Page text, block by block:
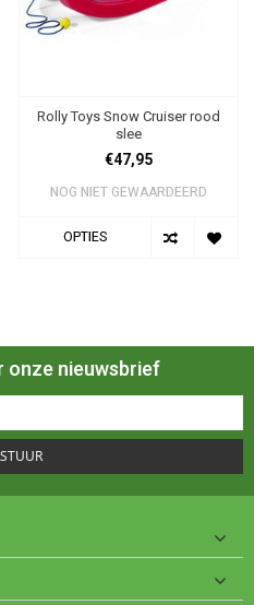
Rolly Toys Snow Cruiser rood
slee
€47,95
NOG NIET GEWAARDEERD
OPTIES
onze nieuwsbrief